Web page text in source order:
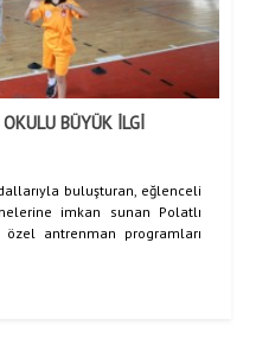
BÜYÜK İLGİ
buluşturan, eğlenceli
imkan sunan Polatlı
antrenman programları